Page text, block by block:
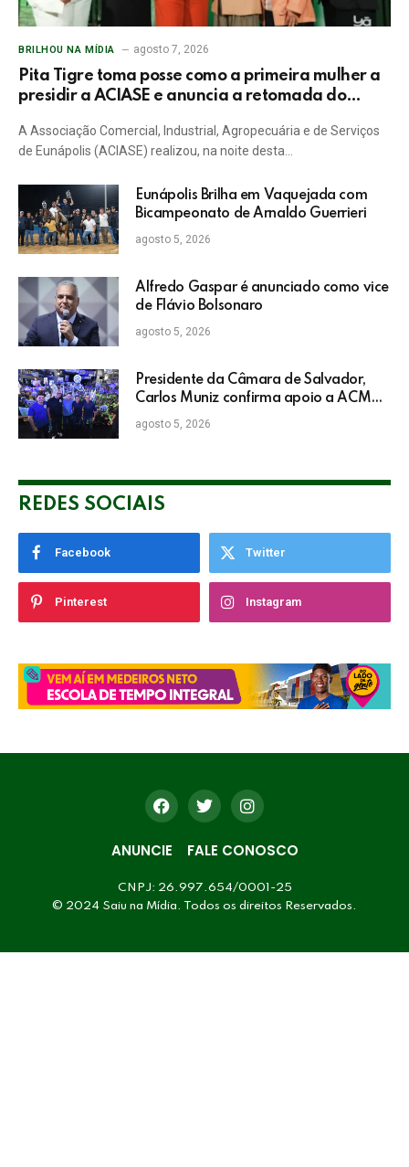
BRILHOU NA MÍDIA agosto 7, 2026
Pita Tigre toma posse como a primeira mulher a
presidir a ACIASE e anuncia a retomada do
A Associação Comercial, Industrial, Agropecuária e de Serviços
de Eunápolis (ACIASE) realizou, na noite desta…
Eunápolis Brilha em Vaquejada com
Bicampeonato de Arnaldo Guerrieri
agosto 5, 2026
Alfredo Gaspar é anunciado como vice
de Flávio Bolsonaro
agosto 5, 2026
Presidente da Câmara de Salvador,
Carlos Muniz confirma apoio a ACM
Neto: “Irei lutar voto a voto na sua
campanha”
agosto 5, 2026
REDES SOCIAIS
Facebook Twitter
Pinterest Instagram
ANUNCIE FALE CONOSCO
CNPJ: 26.997.654/0001-25
© 2024 Saiu na Mídia. Todos os direitos Reservados.